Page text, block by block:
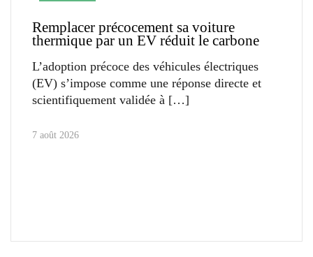
Remplacer précocement sa voiture
thermique par un EV réduit le carbone
L’adoption précoce des véhicules électriques
(EV) s’impose comme une réponse directe et
scientifiquement validée à
7 août 2026